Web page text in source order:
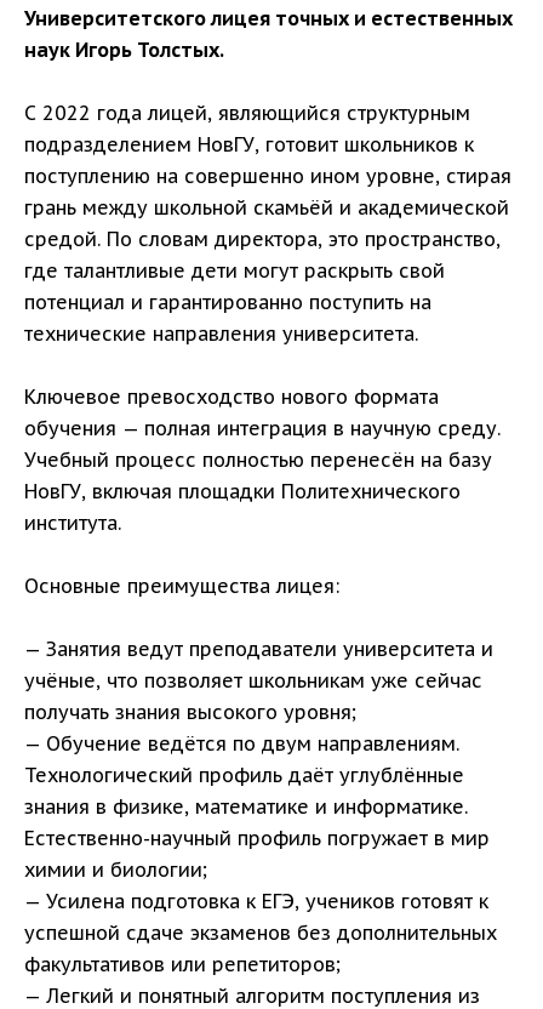
Университетского лицея точных и естественных
наук Игорь Толстых.
С 2022 года лицей, являющийся структурным
подразделением НовГУ, готовит школьников к
поступлению на совершенно ином уровне, стирая
грань между школьной скамьёй и академической
средой. По словам директора, это пространство,
где талантливые дети могут раскрыть свой
потенциал и гарантированно поступить на
технические направления университета.
Ключевое превосходство нового формата
обучения — полная интеграция в научную среду.
Учебный процесс полностью перенесён на базу
НовГУ, включая площадки Политехнического
института.
Основные преимущества лицея:
— Занятия ведут преподаватели университета и
учёные, что позволяет школьникам уже сейчас
получать знания высокого уровня;
— Обучение ведётся по двум направлениям.
Технологический профиль даёт углублённые
знания в физике, математике и информатике.
Естественно-научный профиль погружает в мир
химии и биологии;
— Усилена подготовка к ЕГЭ, учеников готовят к
успешной сдаче экзаменов без дополнительных
факультативов или репетиторов;
— Легкий и понятный алгоритм поступления из